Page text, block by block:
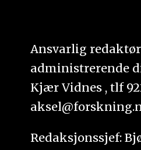
Ansvarlig
administrerende
Kjær Vidnes , tlf
Redaksjonssjef: